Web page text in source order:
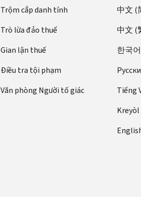
Trộm cắp danh tính
Trò lừa đảo thuế
Gian lận thuế
Điều tra tội phạm
Văn phòng Người tố giác
中文 (
中文 (
한국어
Tiếng
Kreyòl